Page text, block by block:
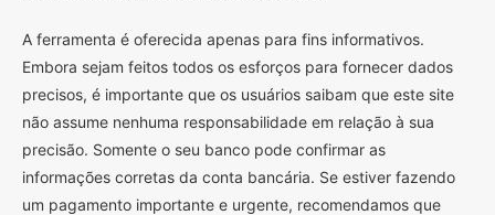
A ferramenta é oferecida apenas para fins informativos.
Embora sejam feitos todos os esforços para fornecer dados
precisos, é importante que os usuários saibam que este site
não assume nenhuma responsabilidade em relação à sua
precisão. Somente o seu banco pode confirmar as
informações corretas da conta bancária. Se estiver fazendo
um pagamento importante e urgente, recomendamos que